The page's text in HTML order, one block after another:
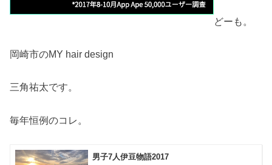
どーも。
岡崎市のMY hair design
三角祐太です。
毎年恒例のコレ。
男子7人伊豆物語2017